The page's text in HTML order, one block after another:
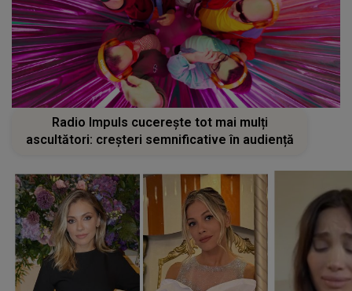
Radio Impuls cucerește tot mai mulți
ascultători: creșteri semnificative în audiență